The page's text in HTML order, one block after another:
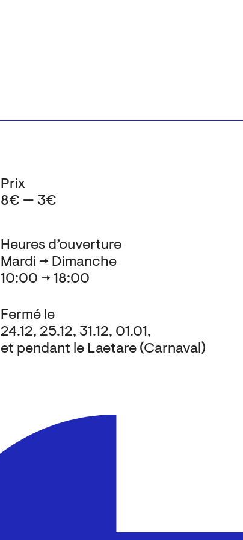
Heures d’ouverture
Mardi → Dimanche
10:00 → 18:00
Fermé le
24.12, 25.12, 31.12, 01.01,
et pendant le Laetare (Carnaval)
Prix
8€ — 3€